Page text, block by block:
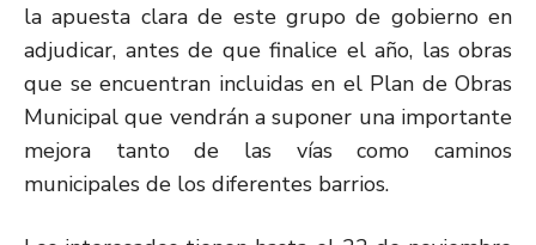
la apuesta clara de este grupo de gobierno en
adjudicar, antes de que finalice el año, las obras
que se encuentran incluidas en el Plan de Obras
Municipal que vendrán a suponer una importante
mejora tanto de las vías como caminos
municipales de los diferentes barrios.